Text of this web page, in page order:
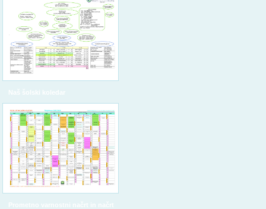
Naš šolski koledar
Prometno varnostni načrt in načrt